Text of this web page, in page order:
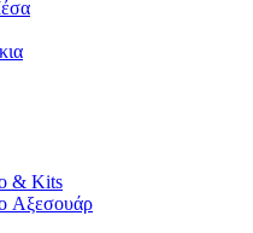
& Kits
Αξεσουάρ